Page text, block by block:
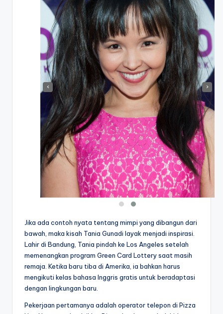
‹ ›
Jika ada contoh nyata tentang mimpi yang dibangun dari
bawah, maka kisah Tania Gunadi layak menjadi inspirasi.
Lahir di Bandung, Tania pindah ke Los Angeles setelah
memenangkan program Green Card Lottery saat masih
remaja. Ketika baru tiba di Amerika, ia bahkan harus
mengikuti kelas bahasa Inggris gratis untuk beradaptasi
dengan lingkungan baru.
Pekerjaan pertamanya adalah operator telepon di Pizza